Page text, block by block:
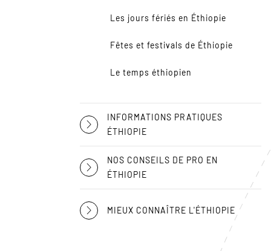
Les jours fériés en Éthiopie
Fêtes et festivals de Éthiopie
Le temps éthiopien
INFORMATIONS PRATIQUES
ÉTHIOPIE
NOS CONSEILS DE PRO EN
ÉTHIOPIE
MIEUX CONNAÎTRE L'ÉTHIOPIE